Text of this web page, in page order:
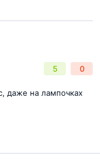
5 0
даже на лампочках